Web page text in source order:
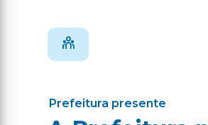
Prefeitura presente